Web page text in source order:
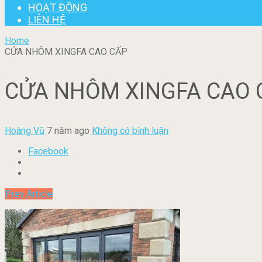
HOẠT ĐỘNG
LIÊN HỆ
Home
CỬA NHÔM XINGFA CAO CẤP
CỬA NHÔM XINGFA CAO
Hoàng Vũ 7 năm ago Không có bình luận
Facebook
Prev Article